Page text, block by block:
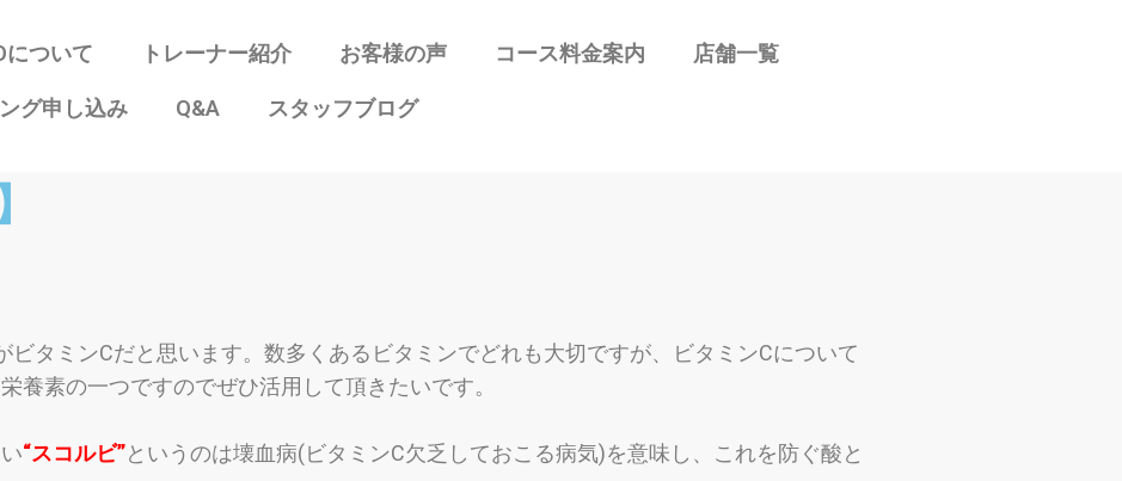
について トレーナー紹介 お客様の声 コース料金案内 店舗一覧
グ申し込み Q&A スタッフブログ
ビタミンCだと 思います。数多くあるビタミンでどれも大切ですが、
ビタミンCについて
養素の一つですのでぜひ活用して頂きたいです。
“スコルビ”というのは壊血病(ビタミンC欠乏しておこる病気)を意味し、 これを防ぐ酸と